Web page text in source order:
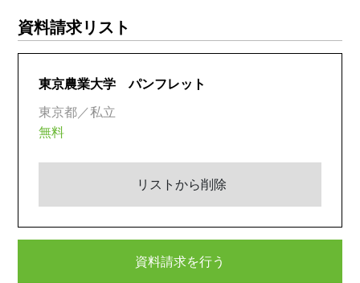
資料請求リスト
東京農業大学 パンフレット
東京都／私立
無料
リストから削除
資料請求を行う